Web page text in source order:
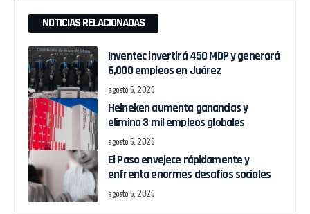
NOTICIAS RELACIONADAS
Inventec invertirá 450 MDP y generará
6,000 empleos en Juárez
agosto 5, 2026
Heineken aumenta ganancias y
elimina 3 mil empleos globales
agosto 5, 2026
El Paso envejece rápidamente y
enfrenta enormes desafíos sociales
agosto 5, 2026